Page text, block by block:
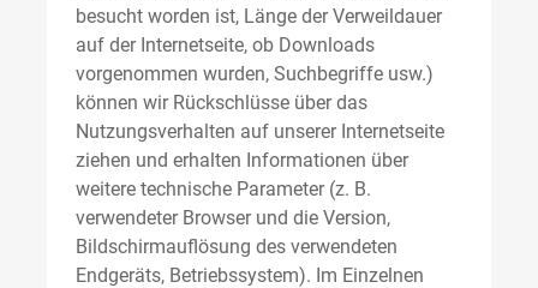
besucht worden ist, Länge der Verweildauer
auf der Internetseite, ob Downloads
vorgenommen wurden, Suchbegriffe usw.)
können wir Rückschlüsse über das
Nutzungsverhalten auf unserer Internetseite
ziehen und erhalten Informationen über
weitere technische Parameter (z. B.
verwendeter Browser und die Version,
Bildschirmauflösung des verwendeten
Endgeräts, Betriebssystem). Im Einzelnen